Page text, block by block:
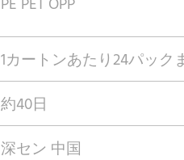
1カートンあたり24パック
約40日
深セン 中国